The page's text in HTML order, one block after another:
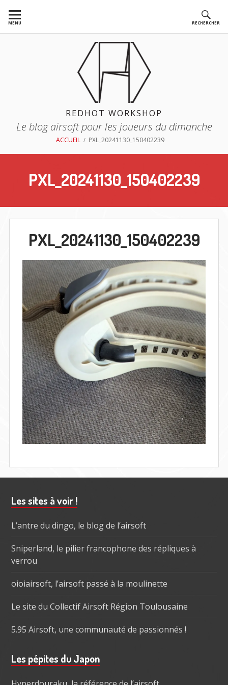
auMENU RECHERCHER
REDHOT WORKSHOP
Le blog airsoft pour les joueurs du dimanche
ACCUEIL PXL_20241130_150402239
PXL_20241130_150402239
PXL_20241130_150402239
Barre
subsidiaire
Les sites à voir !
L’antre du dingo, le blog de l’airsoft
Sniperland, le pilier francophone des répliques à
verrou
oioiairsoft, l’airsoft passé à la moulinette
Le site du Collectif Airsoft Région Toulousaine
5.95 Airsoft, une communauté de passionnés !
Les pépites du Japon